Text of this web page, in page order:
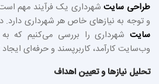
طراحی سایتشهرداری یک فرآیند مهم است
و توجه به نیازهای خاص هر شهرداری دارد.
سایت شهرداری را بررسی می‌کنیم که
وب‌سایت کارآمد، کاربرپسند و حرفه‌ای ایجاد
تحلیل نیازها و تعیین اهداف